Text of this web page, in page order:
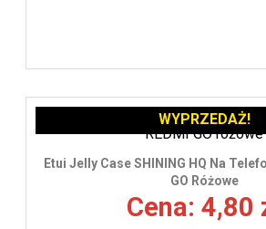
Etui Jelly Case SHINING HQ Na
GO Różowe
Cena: 4,80
WYPRZEDAŻ!